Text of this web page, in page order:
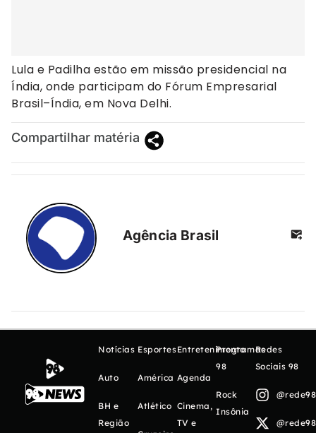
Lula e Padilha estão em missão presidencial na
Índia, onde participam do Fórum Empresarial
Brasil–Índia, em Nova Delhi.
Compartilhar matéria
Agência Brasil
Notícias
Auto
BH e
Região
Esportes
América
Atlético
Entretenimento
Agenda
Cinema,
TV e
Programas
98
Rock
Insônia
Redes
Sociais 98